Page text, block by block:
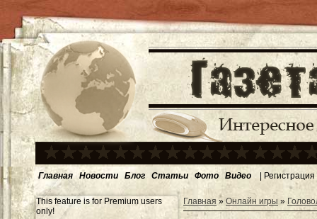
Главная Новости Блог Статьи Фото Видео | Регистрация
This feature is for Premium users
only!
Главная » Онлайн игры »